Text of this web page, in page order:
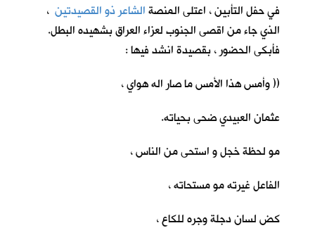
في حفل التأبين ، اعتلى المنصةالشاعر ذو القصيدتين ،
الذي جاء من اقصى الجنوب لعزاء العراق بشهيده البطل.
فأبكى الحضور ، بقصيدة انشد فيها :
(( وأمس هذا الأمس ما صار اله هواي ،
عثمان العبيدي ضحى بحياته.
مو لحظة خجل و استحى من الناس ،
الفاعل غيرته مو مستحاته ،
كض لسان دجلة وجره للكاع ،